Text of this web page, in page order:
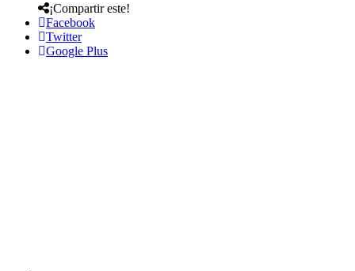
¡Compartir este!
Facebook
Twitter
Google Plus